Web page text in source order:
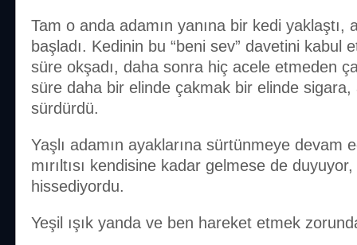
Tam o anda adamın yanına bir kedi yaklaştı,
başladı. Kedinin bu “beni sev” davetini kabul
süre okşadı, daha sonra hiç acele etmeden
süre daha bir elinde çakmak bir elinde sigara,
sürdürdü.
Yaşlı adamın ayaklarına sürtünmeye devam
mırıltısı kendisine kadar gelmese de duyuyor,
hissediyordu.
Yeşil ışık yanda ve ben hareket etmek